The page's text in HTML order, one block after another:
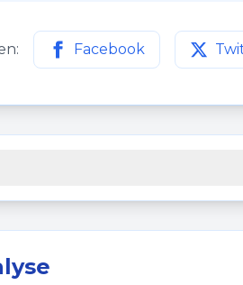
Facebook
Deel deze pagina opDeel